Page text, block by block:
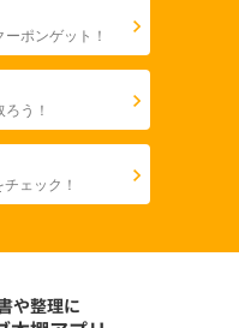
ポンゲット！
う！
ェック！